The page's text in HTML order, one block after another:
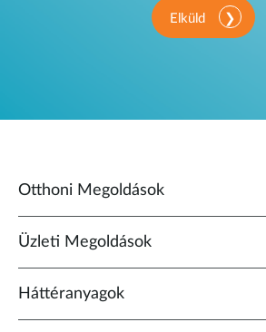
Elküld
Otthoni Megoldások
Üzleti Megoldások
Háttéranyagok